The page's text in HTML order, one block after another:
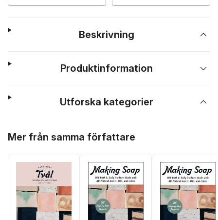
Beskrivning
Produktinformation
Utforska kategorier
Mer från samma författare